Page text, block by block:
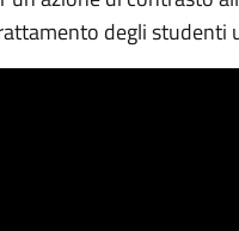
degli studenti